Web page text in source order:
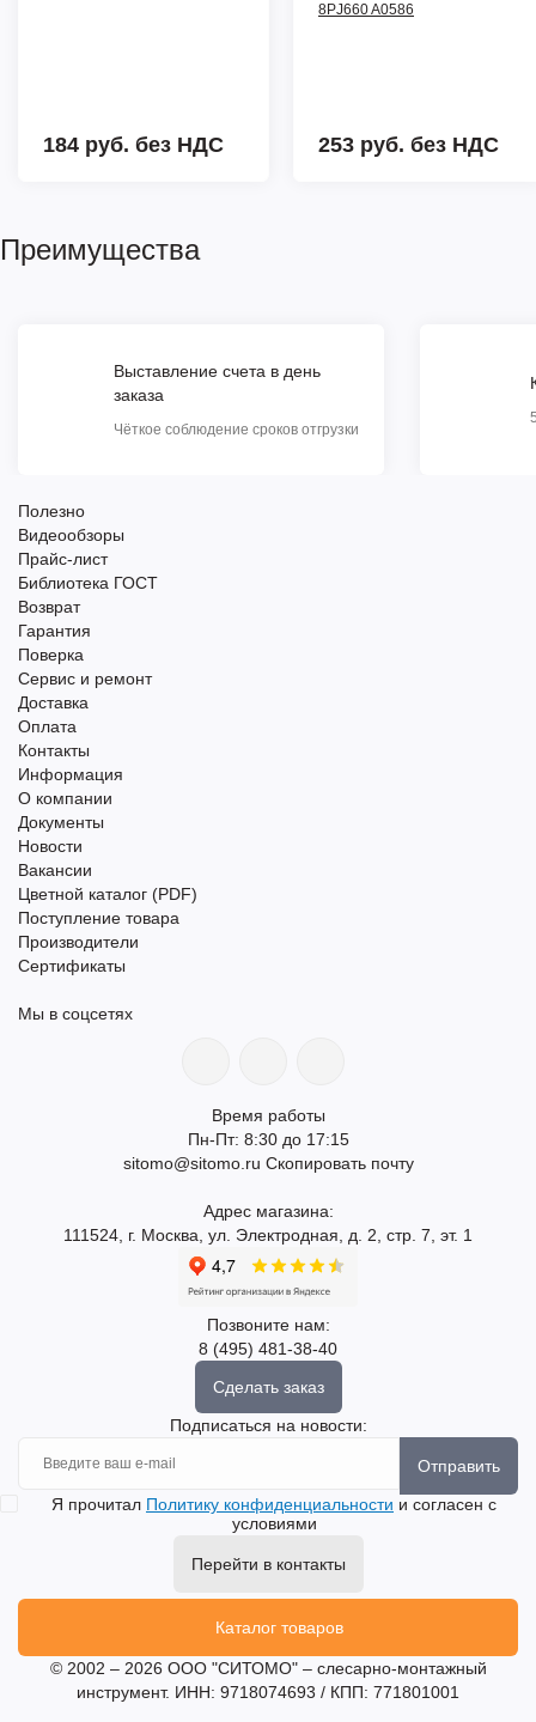
184 руб. без НДС
8PJ660 A0586
253 руб. без НДС
Преимущества
Выставление счета в день
заказа
Чёткое соблюдение сроков отгрузки
Полезно
Видеообзоры
Прайс-лист
Библиотека ГОСТ
Возврат
Гарантия
Поверка
Сервис и ремонт
Доставка
Оплата
Контакты
Информация
О компании
Документы
Новости
Вакансии
Цветной каталог (PDF)
Поступление товара
Производители
Сертификаты
Мы в соцсетях
Время работы
Пн-Пт: 8:30 до 17:15
sitomo@sitomo.ru Скопировать почту
Адрес магазина:
111524, г. Москва, ул. Электродная, д. 2, стр. 7, эт. 1
Позвоните нам:
8 (495) 481-38-40
Сделать заказ
Подписаться на новости:
Отправить
Я прочитал Политику конфиденциальности и согласен с
условиями
Перейти в контакты
Каталог товаров
© 2002 – 2026 ООО "СИТОМО" – слесарно-монтажный
инструмент. ИНН: 9718074693 / КПП: 771801001